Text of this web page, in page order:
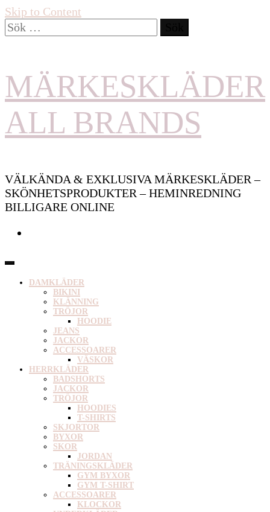
Skip to Content
Sök
efter:
MÄRKESKLÄDER
ALL BRANDS
VÄLKÄNDA & EXKLUSIVA MÄRKESKLÄDER –
SKÖNHETSPRODUKTER – HEMINREDNING
BILLIGARE ONLINE
DAMKLÄDER
BIKINI
KLÄNNING
TRÖJOR
HOODIE
JEANS
JACKOR
ACCESSOARER
VÄSKOR
HERRKLÄDER
BADSHORTS
JACKOR
TRÖJOR
HOODIES
T-SHIRTS
SKJORTOR
BYXOR
SKOR
JORDAN
TRÄNINGSKLÄDER
GYM BYXOR
GYM T-SHIRT
ACCESSOARER
KLOCKOR